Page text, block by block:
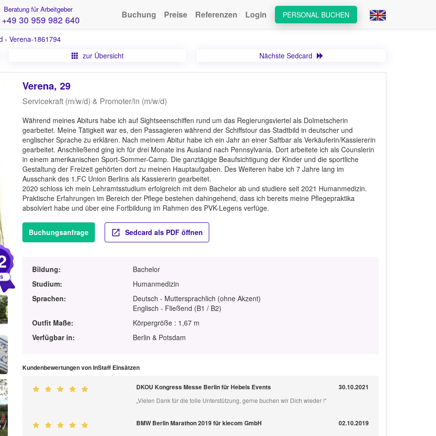
Beratung für Arbeitgeber
+49 30 959 982 640 PERSONAL BUCHEN
Buchung Preise Referenzen Login
› Verena-1861794
zur Übersicht
Nächste Sedcard
Verena, 29
Servicekraft (m/w/d) & Promoter/in (m/w/d)
Während meines Abiturs habe ich auf Sightseenschiffen rund um das Regierungsviertel als Dolmetscherin
gearbeitet. Meine Tätigkeit war es, den Passagieren während der Schiffstour das Stadtbild in deutscher und
englischer Sprache zu erklären. Nach meinem Abitur habe ich ein Jahr an einer Saftbar als Verkäuferin/Kassiererin
gearbeitet. Anschließend ging ich für drei Monate ins Ausland nach Pennsylvania. Dort arbeitete ich als Counslerin
in einem amerikanischen Sport-Sommer-Camp. Die ganztägige Beaufsichtigung der Kinder und die sportliche
Gestaltung der Freizeit gehörten dort zu meinen Hauptaufgaben. Des Weiteren habe ich 7 Jahre lang im
Ausschank des 1.FC Union Berlins als Kassiererin gearbeitet.
2020 schloss ich mein Lehramtsstudium erfolgreich mit dem Bachelor ab und studiere seit 2021 Humanmedizin.
Praktische Erfahrungen im Bereich der Pflege bestehen dahingehend, dass ich bereits meine Pflegepraktika
absolviert habe und über eine Fortbildung im Rahmen des PVK-Legens verfüge.
Buchungsanfrage Sedcard als PDF öffnen
Bildung:
Bachelor
Studium:
Humanmedizin
Sprachen:
Deutsch - Muttersprachlich (ohne Akzent)
Englisch - Fließend (B1 / B2)
Outfit Maße:
Körpergröße : 1,67 m
Verfügbar in:
Berlin & Potsdam
Kundenbewertungen von InStaff Einsätzen
DKOU Kongress Messe Berlin für Hebeis Events 30.10.2021
„Vielen Dank für die tolle Unterstützung, gerne buchen wir Dich wieder !“
BMW Berlin Marathon 2019 für kiecom GmbH 02.10.2019